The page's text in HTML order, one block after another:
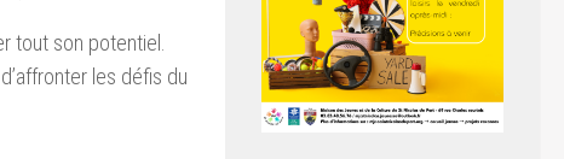
tout son potentiel.
les défis du